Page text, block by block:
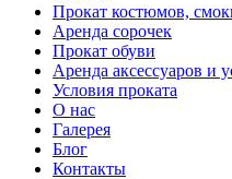
Прокат костюмов,
Аренда сорочек
Прокат обуви
Аренда аксессуаров и
Условия проката
О нас
Галерея
Блог
Контакты